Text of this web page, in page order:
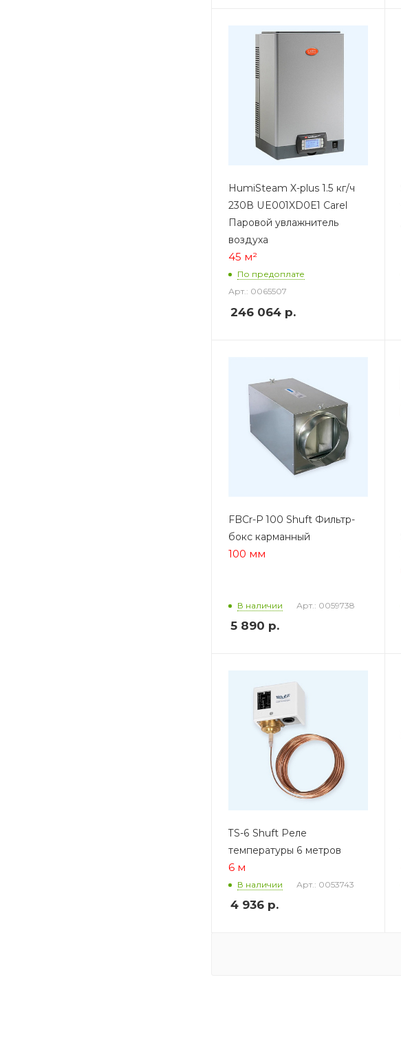
HumiSteam X-plus 1.5 кг/ч
230В UE001XD0E1 Carel
Паровой увлажнитель
воздуха
45 м²
По предоплате
Арт.: 0065507
246 064 р.
FBCr-P 100 Shuft Фильтр-
бокс карманный
100 мм
В наличии Арт.: 0059738
5 890 р.
TS-6 Shuft Реле
температуры 6 метров
6 м
В наличии Арт.: 0053743
4 936 р.